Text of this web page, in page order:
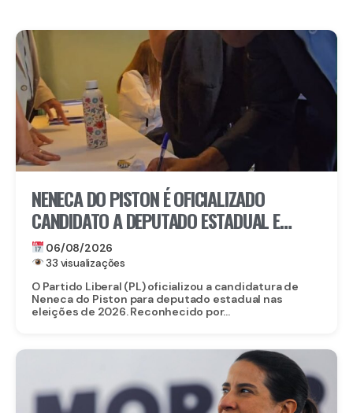
NENECA DO PISTON É OFICIALIZADO
CANDIDATO A DEPUTADO ESTADUAL E
FORTALECE CHAPA DO PL EM
PERNAMBUCO
06/08/2026
33 visualizações
O Partido Liberal (PL) oficializou a candidatura de
Neneca do Piston para deputado estadual nas
eleições de 2026. Reconhecido por...